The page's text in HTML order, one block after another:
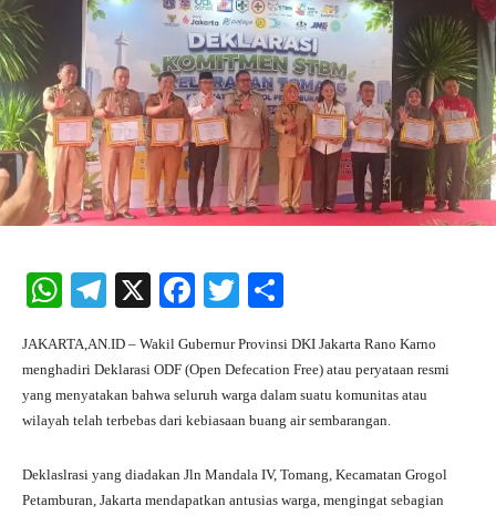
W
ts
A
pp
Te
gr
a
m
X
Fa
bo
ok
T
tte
r
re
JAKARTA,AN.ID – Wakil Gubernur Provinsi DKI Jakarta Rano Karno
menghadiri Deklarasi ODF (Open Defecation Free) atau peryataan resmi
yang menyatakan bahwa seluruh warga dalam suatu komunitas atau
wilayah telah terbebas dari kebiasaan buang air sembarangan.
Deklaslrasi yang diadakan Jln Mandala IV, Tomang, Kecamatan Grogol
Petamburan, Jakarta mendapatkan antusias warga, mengingat sebagian